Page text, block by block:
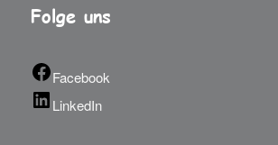
Folge uns
Facebook
LinkedIn